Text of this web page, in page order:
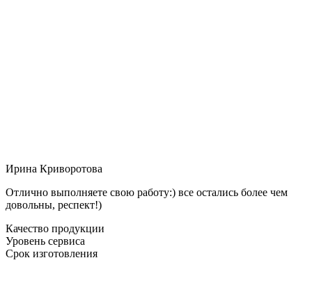
Ирина Криворотова
Отлично выполняете свою работу:) все остались более чем
довольны, респект!)
Качество продукции
Уровень сервиса
Срок изготовления